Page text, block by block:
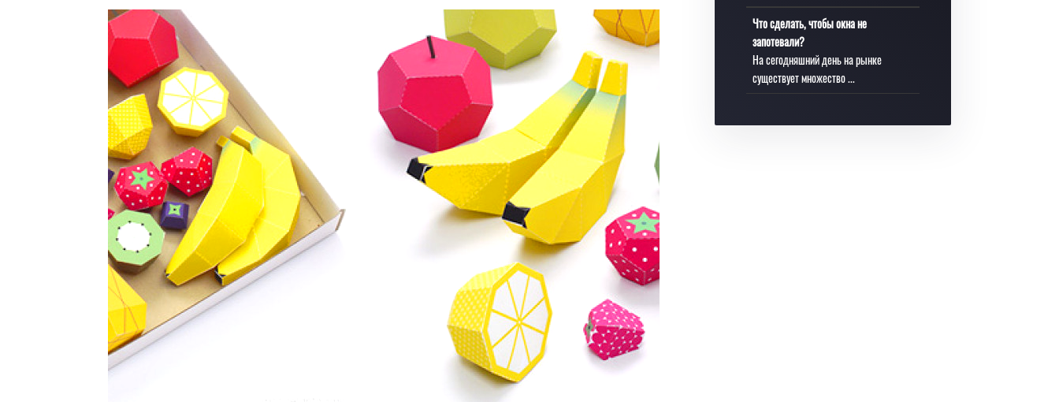
Что сделать, чтобы окна не
запотевали?
На сегодняшний день на рынке
существует множество ...